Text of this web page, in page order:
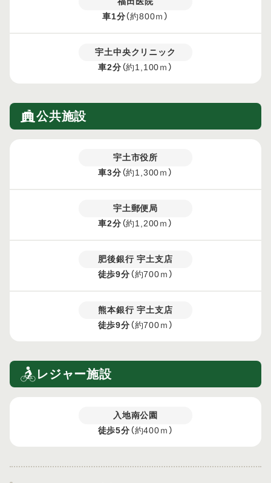
車1分（約800ｍ）
宇土中央クリニック
車2分（約1,100ｍ）
公共施設
宇土市役所
車3分（約1,300ｍ）
宇土郵便局
車2分（約1,200ｍ）
肥後銀行 宇土支店
徒歩9分（約700ｍ）
熊本銀行 宇土支店
徒歩9分（約700ｍ）
レジャー施設
入地南公園
徒歩5分（約400ｍ）